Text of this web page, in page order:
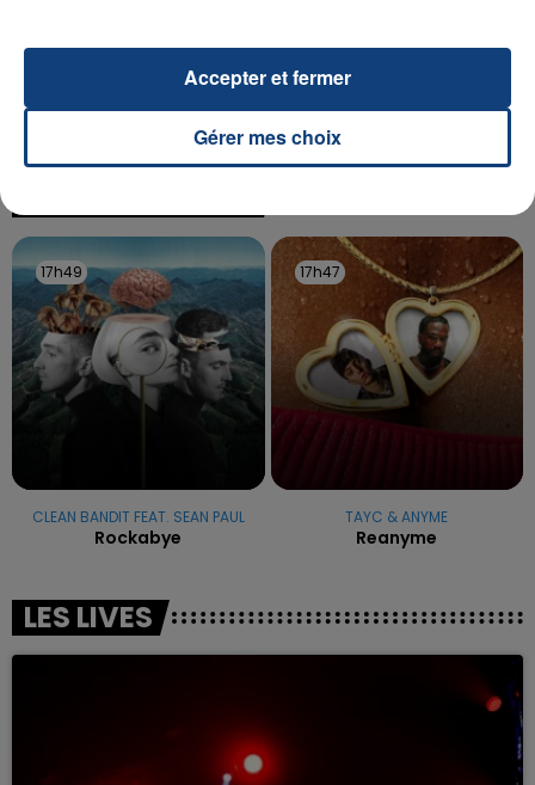
UNE ADOLESCENTE DEVANT SE FAIRE
OPÉRER DE LA CHEVILLE RESSORT DE LA...
La famille a porté plainte contre la clinique qui a
reconnu sa responsabilité et présenté ses
17h49
17h49
CLEAN BANDIT FEAT. SEAN PAUL
Rockabye
17h47
17h47
TAYC & ANYME
Reanyme
LES LIVES
Gérer mes choix
Accepter et fermer